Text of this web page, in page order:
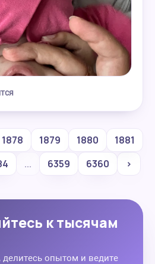
1878 1879 1880
1881
... 6359 6360 ›
к тысячам
опытом и ведите